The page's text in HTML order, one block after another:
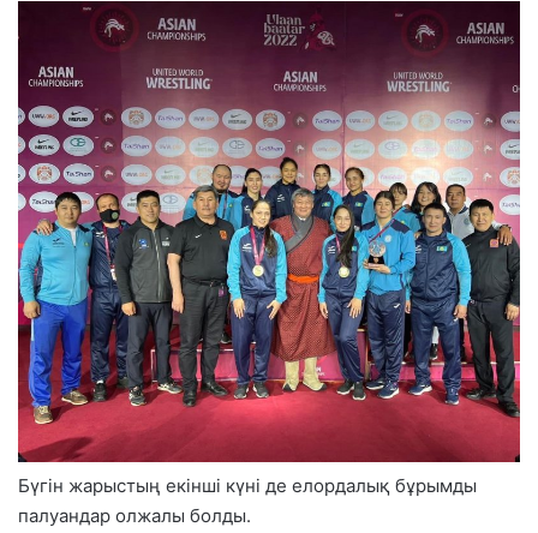
Бүгін жарыстың екінші күні де елордалық бұрымды
палуандар олжалы болды.